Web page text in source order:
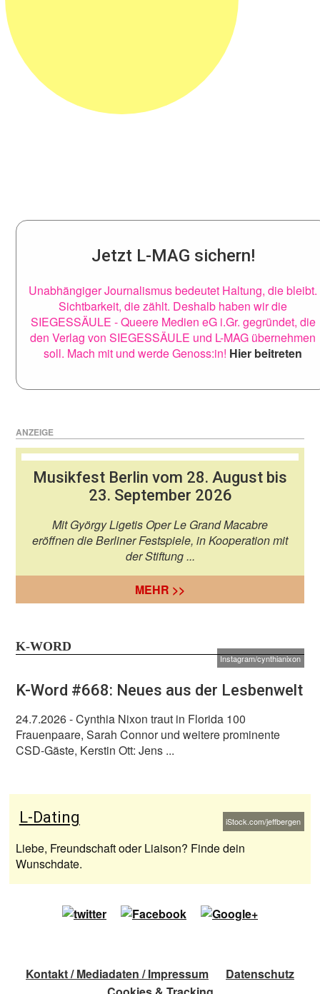
Jetzt L-MAG sichern!
Unabhängiger Journalismus bedeutet Haltung, die bleibt.
Sichtbarkeit, die zählt. Deshalb haben wir die
SIEGESSÄULE - Queere Medien eG i.Gr. gegründet, die
den Verlag von SIEGESSÄULE und L-MAG übernehmen
soll. Mach mit und werde Genoss:in! Hier beitreten
ANZEIGE
Musikfest Berlin vom 28. August bis
23. September 2026
Mit György Ligetis Oper Le Grand Macabre
eröffnen die Berliner Festspiele, in Kooperation mit
der Stiftung ...
MEHR >>
K-WORD
Instagram/cynthianixon
K-Word #668: Neues aus der Lesbenwelt
24.7.2026- Cynthia Nixon traut in Florida 100
Frauenpaare, Sarah Connor und weitere prominente
CSD-Gäste, Kerstin Ott: Jens ...
L-Dating iStock.com/jeffbergen
Liebe, Freundschaft oder Liaison? Finde dein
Wunschdate.
Kontakt / Mediadaten / Impressum
Datenschutz